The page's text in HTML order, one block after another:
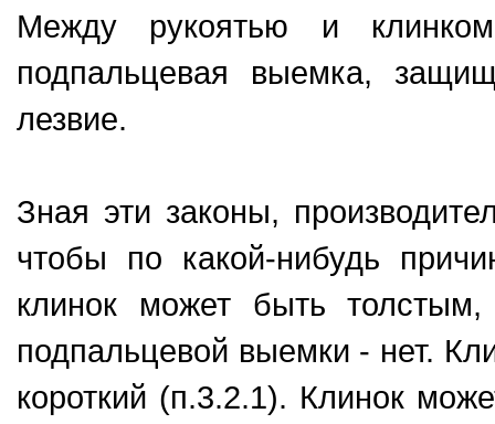
Между рукоятью и
подпальцевая выемка,
лезвие.
Зная эти законы,
чтобы по какой-нибудь
клинок может быть
подпальцевой выемки - нет.
короткий (п.3.2.1). Клинок